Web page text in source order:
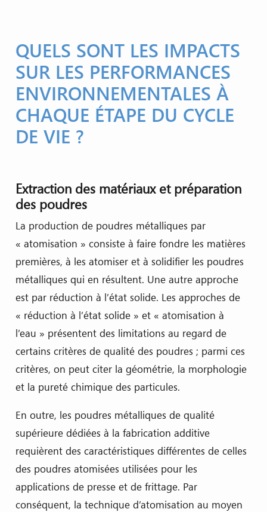
QUELS SONT LES IMPACTS
SUR LES PERFORMANCES
ENVIRONNEMENTALES À
CHAQUE ÉTAPE DU CYCLE
DE VIE ?
Extraction des matériaux et préparation
des poudres
La production de poudres métalliques par
« atomisation » consiste à faire fondre les matières
premières, à les atomiser et à solidifier les poudres
métalliques qui en résultent. Une autre approche
est par réduction à l’état solide. Les approches de
« réduction à l’état solide » et « atomisation à
l’eau » présentent des limitations au regard de
certains critères de qualité des poudres ; parmi ces
critères, on peut citer la géométrie, la morphologie
et la pureté chimique des particules.
En outre, les poudres métalliques de qualité
supérieure dédiées à la fabrication additive
requièrent des caractéristiques différentes de celles
des poudres atomisées utilisées pour les
applications de presse et de frittage. Par
conséquent, la technique d’atomisation au moyen